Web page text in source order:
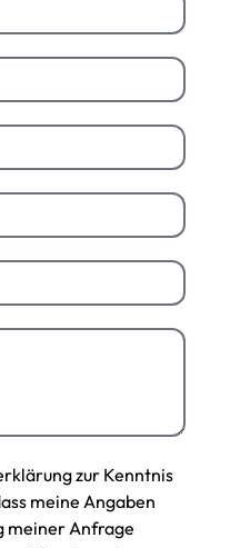
zur Kenntnis
meine Angaben
meiner Anfrage